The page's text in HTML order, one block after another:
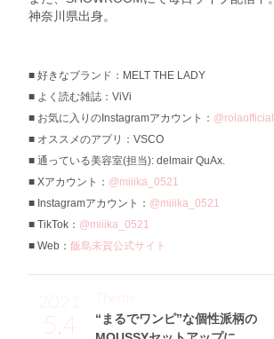
神奈川県出身。
好きなブランド：MELT THE LADY
よく読む雑誌：ViVi
お気に入りのInstagramアカウント： @rolaofficial
オススメのアプリ：VSCO
通っている美容室(担当): delmair QuAx.
Xアカウント： @miiika_0521
Instagramアカウント： @miiika_0521
TikTok： @miiika_0521
Web： 飯島未賀公式サイト
5.4
“まるでワンピ”な個性派柄の
Theme